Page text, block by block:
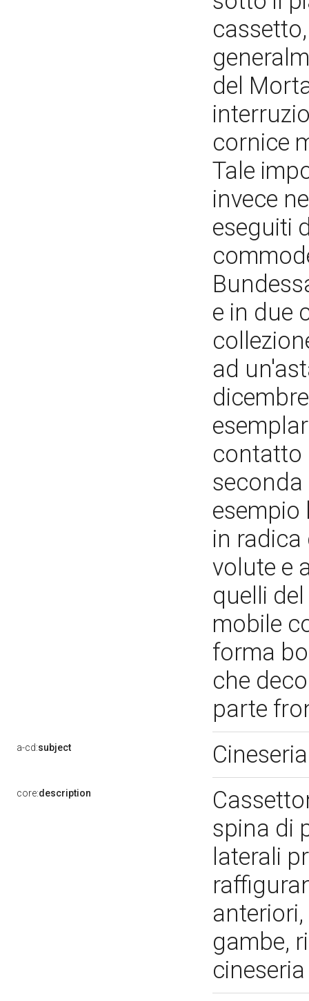
del
cornice
Tale
invece
eseguiti
e in due
ad
contatto
seconda
esempio
in
volute e
quelli
mobile
forma
che
parte
a-cd:subject
core:description
spina di
laterali
gambe,